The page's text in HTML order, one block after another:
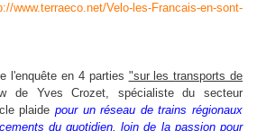
www.terraeco.net/Velo-les-Francais-en-sont-
l'enquête en 4 parties "sur les transports de
de Yves Crozet, spécialiste du secteur
plaide pour un réseau de trains régionaux
du quotidien, loin de la passion pour